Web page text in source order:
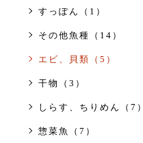
すっぽん（1）
その他魚種（14）
エビ、貝類（5）
干物（3）
しらす、ちりめん（7）
惣菜魚（7）